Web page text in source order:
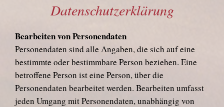
Datenschutzerklärung
Bearbeiten von Personendaten
Personendaten sind alle Angaben, die sich auf eine
bestimmte oder bestimmbare Person beziehen. Eine
betroffene Person ist eine Person, über die
Personendaten bearbeitet werden. Bearbeiten umfasst
jeden Umgang mit Personendaten, unabhängig von